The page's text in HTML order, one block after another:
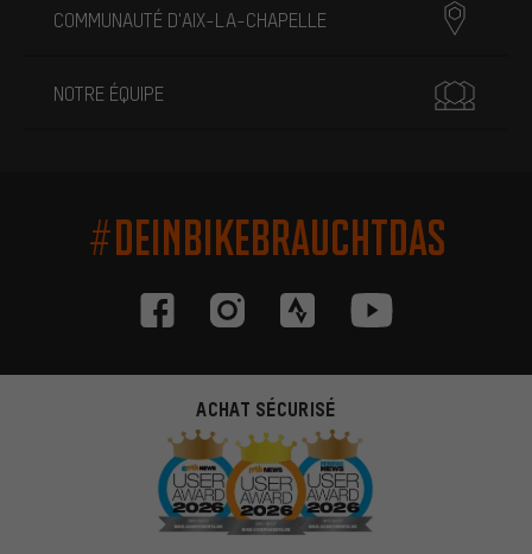
COMMUNAUTÉ D'AIX-LA-CHAPELLE
NOTRE ÉQUIPE
#DEINBIKEBRAUCHTDAS
ACHAT SÉCURISÉ